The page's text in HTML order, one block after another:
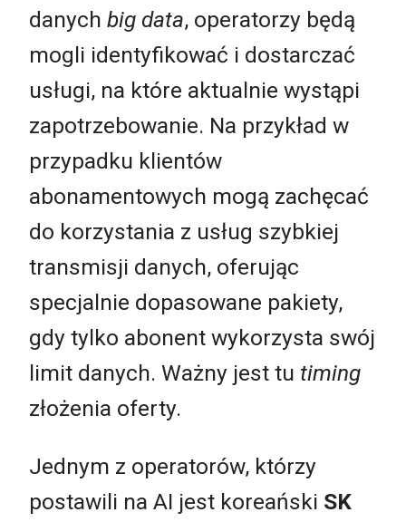
danych big data, operatorzy będą
mogli identyfikować i dostarczać
usługi, na które aktualnie wystąpi
zapotrzebowanie. Na przykład w
przypadku klientów
abonamentowych mogą zachęcać
do korzystania z usług szybkiej
transmisji danych, oferując
specjalnie dopasowane pakiety,
gdy tylko abonent wykorzysta swój
limit danych. Ważny jest tu timing
złożenia oferty.
Jednym z operatorów, którzy
postawili na AI jest koreański SK